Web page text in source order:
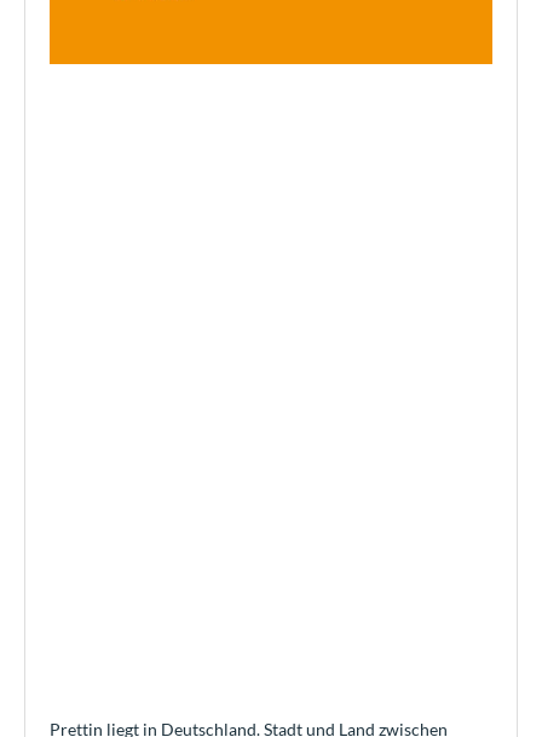
Prettin liegt in Deutschland. Stadt und Land zwischen